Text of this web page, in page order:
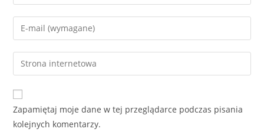
Zapamiętaj moje dane w tej przeglądarce podczas pisania
kolejnych komentarzy.